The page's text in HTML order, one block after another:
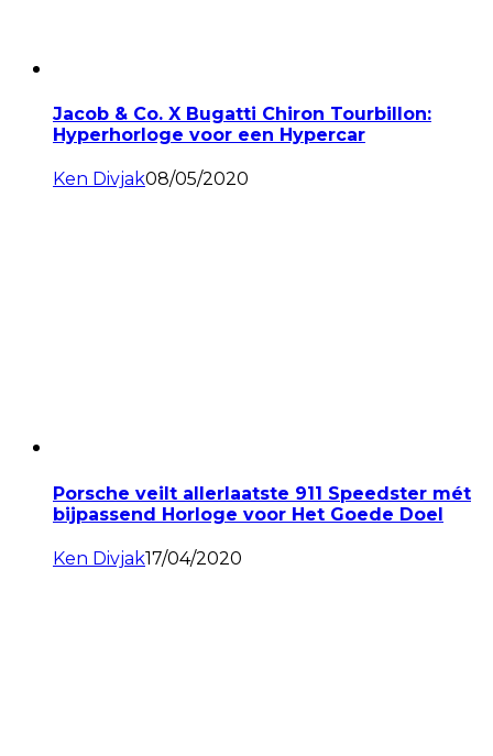
Jacob & Co. X Bugatti Chiron Tourbillon:
Hyperhorloge voor een Hypercar
Ken Divjak08/05/2020
Porsche veilt allerlaatste 911 Speedster mét
bijpassend Horloge voor Het Goede Doel
Ken Divjak17/04/2020